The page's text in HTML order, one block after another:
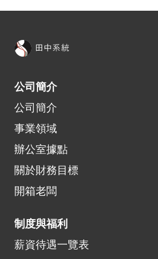
公司簡介
公司​簡介​
事業領域
辦公室據點
關於財務目標
開箱​老闆
制度與福利
薪資待遇一覽表